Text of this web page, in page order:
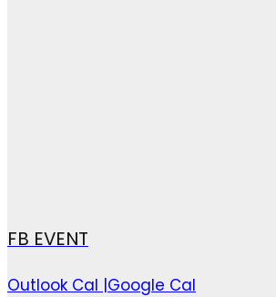
FB EVENT
Outlook Cal |Google Cal